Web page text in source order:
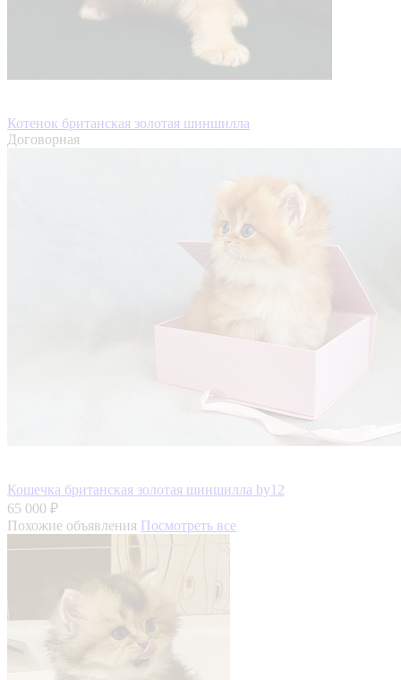
Котенок британская золотая шиншилла
Договорная
Кошечка британская золотая шиншилла by12
65 000 ₽
Похожие объявления Посмотреть все